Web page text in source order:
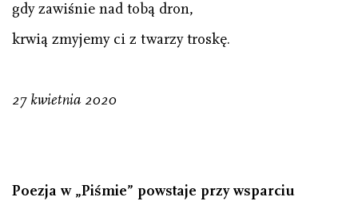
gdy zawiśnie nad tobą dron,
krwią zmyjemy ci z twarzy troskę.
27 kwietnia 2020
Poezja w „Piśmie” powstaje przy wsparciu